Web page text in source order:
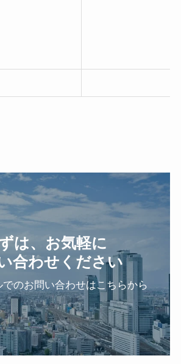
は、お気軽に
合わせください
のお問い合わせはこちらから